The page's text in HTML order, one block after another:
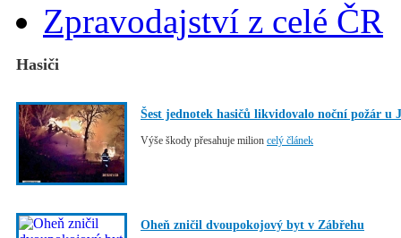
Zpravodajství z celé ČR
Hasiči
Šest jednotek hasičů likvidovalo noční požár u
Výše škody přesahuje milion celý článek
Oheň zničil dvoupokojový byt v Zábřehu